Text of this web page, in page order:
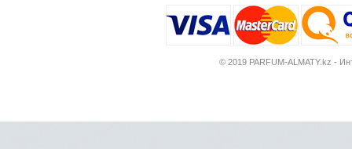
© 2019 PARFUM-ALMATY.kz -